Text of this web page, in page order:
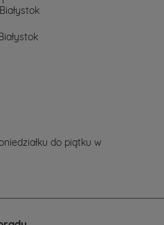
do piątku w